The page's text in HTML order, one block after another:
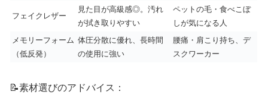
フェイクレザー
見た目が高級感◎。汚れ
が拭き取りやすい
ペットの毛・食べこぼ
しが気になる人
メモリーフォーム
（低反発）
体圧分散に優れ、長時間
の使用に強い
腰痛・肩こり持ち、デ
スクワーカー
📝素材選びのアドバイス：